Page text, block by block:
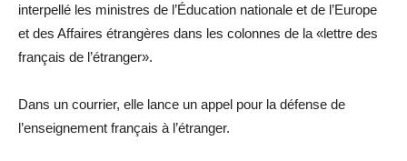
interpellé les ministres de l’Éducation nationale et de l’Europe
et des Affaires étrangères dans les colonnes de la «lettre des
français de l’étranger».
Dans un courrier, elle lance un appel pour la défense de
l’enseignement français à l’étranger.